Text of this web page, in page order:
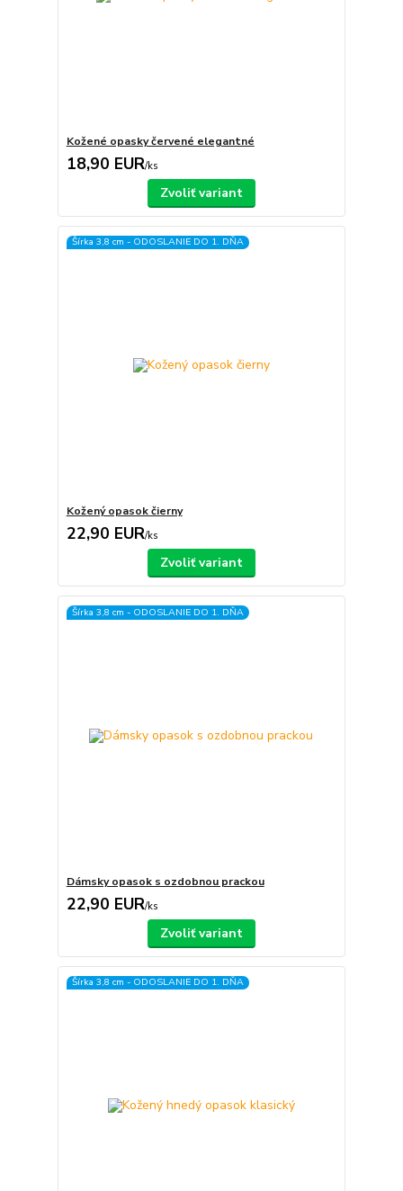
Kožené opasky červené elegantné
18,90 EUR/ks
Zvoliť variant
Šírka 3,8 cm - ODOSLANIE DO 1. DŇA
Kožený opasok čierny
22,90 EUR/ks
Zvoliť variant
Šírka 3,8 cm - ODOSLANIE DO 1. DŇA
Dámsky opasok s ozdobnou prackou
22,90 EUR/ks
Zvoliť variant
Šírka 3,8 cm - ODOSLANIE DO 1. DŇA